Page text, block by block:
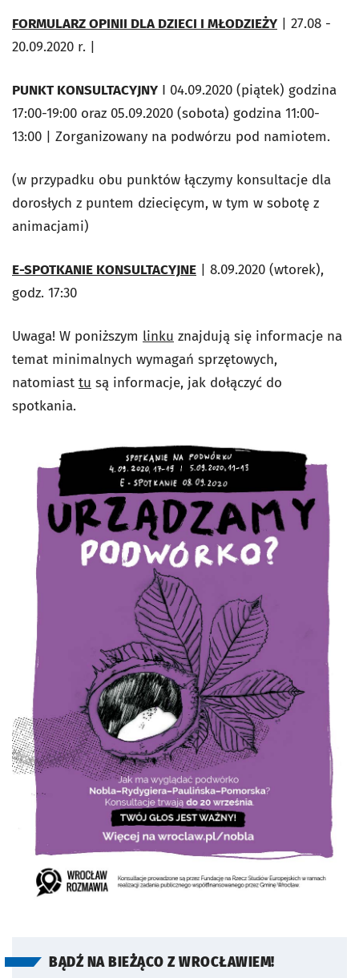
FORMULARZ OPINII DLA DZIECI I MŁODZIEŻY
| 27.08 -
20.09.2020 r. |
PUNKT KONSULTACYJNY I 04.09.2020 (piątek) godzina
17:00-19:00 oraz 05.09.2020 (sobota) godzina 11:00-
13:00 | Zorganizowany na podwórzu pod namiotem.
(w przypadku obu punktów łączymy konsultacje dla
dorosłych z puntem dziecięcym, w tym w sobotę z
animacjami)
E-SPOTKANIE KONSULTACYJNE
| 8.09.2020 (wtorek),
godz. 17:30
Uwaga! W poniższym linku znajdują się informacje na
temat minimalnych wymagań sprzętowych,
natomiast tu są informacje, jak dołączyć do
spotkania.
BĄDŹ NA BIEŻĄCO Z WROCŁAWIEM!